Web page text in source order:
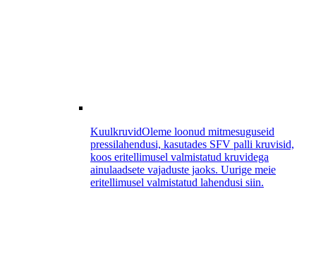
KuulkruvidOleme loonud mitmesuguseid
pressilahendusi, kasutades SFV palli kruvisid,
koos eritellimusel valmistatud kruvidega
ainulaadsete vajaduste jaoks. Uurige meie
eritellimusel valmistatud lahendusi siin.